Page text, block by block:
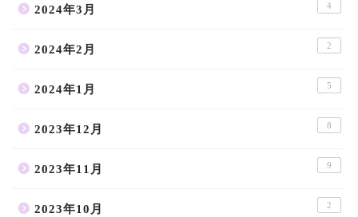
2024年3月 4
2024年2月 2
2024年1月 5
2023年12月 8
2023年11月 9
2023年10月 2